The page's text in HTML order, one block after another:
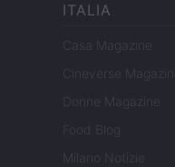
ITALIA
Casa Magazine
Cineverse Magazine
Donne Magazine
Food Blog
Milano Notizie